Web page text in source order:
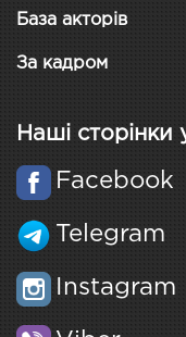
База акторів
За кадром
Наші
Facebook
Telegram
Instagram